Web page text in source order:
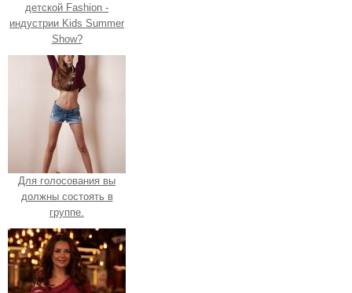
детской Fashion -
индустрии Kids Summer
Show?
Для голосования вы
должны состоять в
группе.